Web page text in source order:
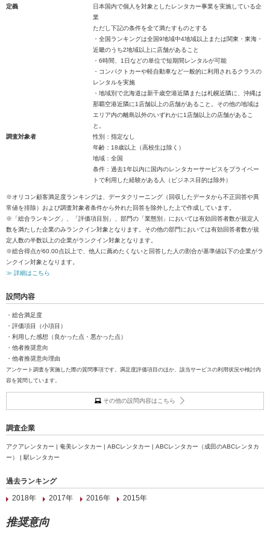
定義
日本国内で個人を対象としたレンタカー事業を実施している企
業
ただし下記の条件を全て満たすものとする
・全国ランキングは全国9地域中4地域以上または関東・東海・
近畿のうち2地域以上に店舗があること
・6時間、1日などの単位で短期間レンタルが可能
・コンパクトカーや軽自動車など一般的に利用されるクラスの
レンタルを実施
・地域別で北海道は新千歳空港近隣または札幌近隣に、沖縄は
那覇空港近隣に1店舗以上の店舗があること。その他の地域は
エリア内の離島以外のいずれかに1店舗以上の店舗があるこ
と。
調査対象者
性別：指定なし
年齢：18歳以上（高校生は除く）
地域：全国
条件：過去1年以内に国内のレンタカーサービスをプライベー
トで利用した経験がある人（ビジネス目的は除外）
※オリコン顧客満足度ランキングは、データクリーニング（回収したデータから不正回答や異
常値を排除）および調査対象者条件から外れた回答を除外した上で作成しています。
※「総合ランキング」、「評価項目別」、部門の「業態別」においては有効回答者数が規定人
数を満たした企業のみランクイン対象となります。その他の部門においては有効回答者数が規
定人数の半数以上の企業がランクイン対象となります。
※総合得点が60.00点以上で、他人に薦めたくないと回答した人の割合が基準値以下の企業がラ
ンクイン対象となります。
≫ 詳細はこちら
設問内容
・総合満足度
・評価項目（小項目）
・利用した感想（良かった点・悪かった点）
・他者推奨意向
・他者推奨意向理由
アンケート調査を実施した際の質問事項です。満足度評価項目のほか、該当サービスの利用状況や検討内
容を質問しています。
その他の設問内容はこちら
調査企業
アクアレンタカー | 奄美レンタカー | ABCレンタカー | ABCレンタカー（成田のABCレンタカ
ー） | 駅レンタカー
過去ランキング
2018年
2017年 2016年 2015年
推奨意向